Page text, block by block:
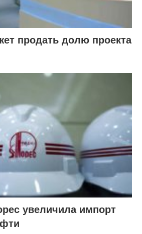
продать долю проекта
увеличила импорт